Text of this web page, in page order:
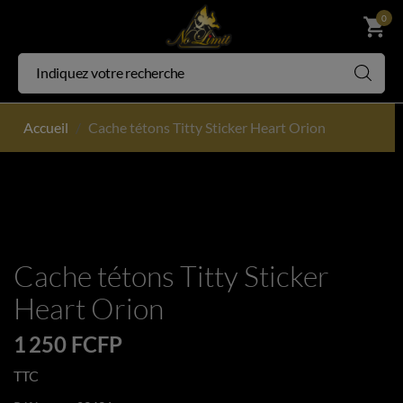
shopping_cart
0
Accueil Cache tétons Titty Sticker Heart Orion
Cache tétons Titty Sticker
Heart Orion
1 250 FCFP
TTC